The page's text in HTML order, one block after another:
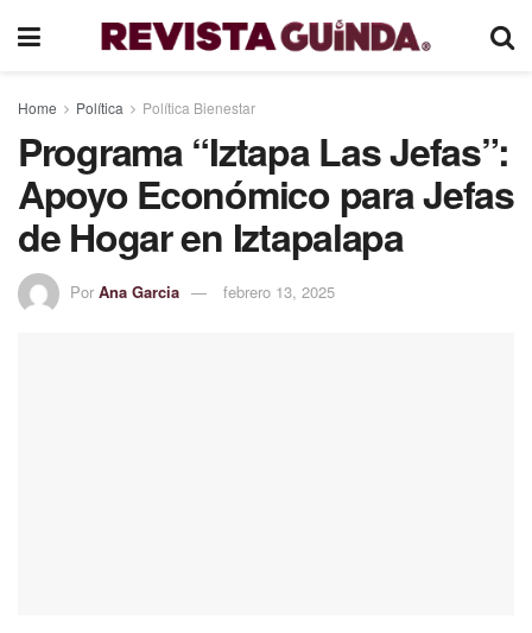
Home Política Política Bienestar
Programa “Iztapa Las Jefas”:
Apoyo Económico para Jefas
de Hogar en Iztapalapa
Por Ana Garcia febrero 13, 2025